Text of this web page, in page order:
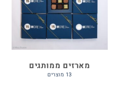
מארזים ממותגים
13 מוצרים